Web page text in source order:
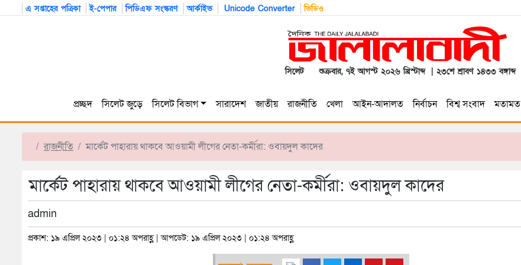
এ সপ্তাহের পত্রিকা ই-পেপার পিডিএফ সংস্করণ আর্কাইভ Unicode Converter ভিডিও
সিলেট শুক্রবার, ৭ই আগস্ট ২০২৬ খ্রিস্টাব্দ | ২৩শে শ্রাবণ ১৪৩৩ বঙ্গাব্দ
প্রচ্ছদ সিলেট জুড়ে সিলেট বিভাগ সারাদেশ জাতীয় রাজনীতি খেলা আইন-আদালত নির্বাচন বিশ্ব সংবাদ মতামত
রাজনীতি মার্কেট পাহারায় থাকবে আওয়ামী লীগের নেতা-কর্মীরা: ওবায়দুল কাদের
মার্কেট পাহারায় থাকবে আওয়ামী লীগের নেতা-কর্মীরা: ওবায়দুল কাদের
admin
প্রকাশ: ১৯ এপ্রিল ২০২৩ | ০১:২৪ অপরাহ্ণ | আপডেট: ১৯ এপ্রিল ২০২৩ | ০১:২৪ অপরাহ্ণ